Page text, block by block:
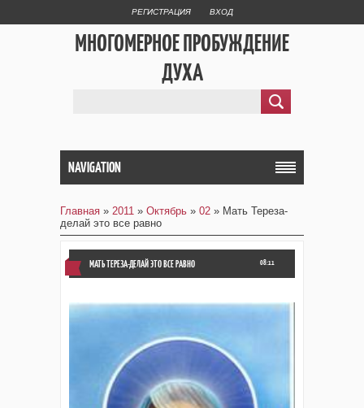
РЕГИСТРАЦИЯ ВХОД
МНОГОМЕРНОЕ ПРОБУЖДЕНИЕ
ДУХА
NAVIGATION
Главная » 2011 » Октябрь » 02 » Мать Тереза-
делай это все равно
08:11
МАТЬ ТЕРЕЗА-ДЕЛАЙ ЭТО ВСЕ РАВНО